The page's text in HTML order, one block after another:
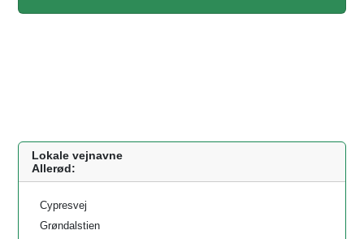
Lokale vejnavne
Allerød:
Cypresvej
Grøndalstien